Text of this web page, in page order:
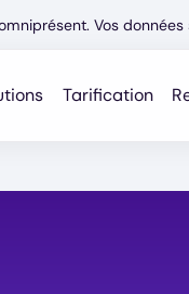
Vos
Tarification